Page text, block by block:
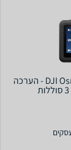
DJI Osmo Action 5 Pro Adventure - הערכה